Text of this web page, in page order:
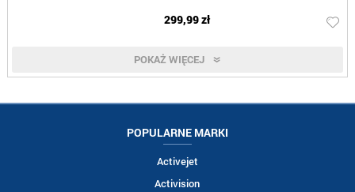
299,99 zł
POKAŻ WIĘCEJ
POPULARNE MARKI
Activejet
Activision